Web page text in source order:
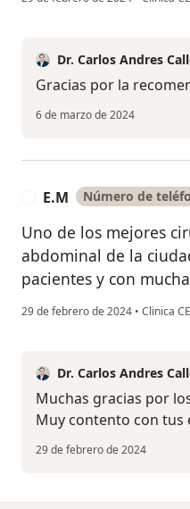
Dr. Carlos Andres
Gracias por la
6 de marzo de 2024
E.M Número de
Uno de los mejores
abdominal de la
pacientes y con
29 de febrero de 2024 • Clinica
Dr. Carlos Andres
Muchas gracias por
Muy contento con tus
29 de febrero de 2024